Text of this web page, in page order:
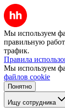
Мы используем
правильную
трафик.
Правила
Мы используем
файлов cookie
Понятно
Ищу сотрудника